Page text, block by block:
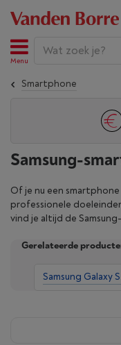
Menu
Smartphone
Samsung-
Of je nu een
professionele
vind je altijd de
premium ervaring, de
toestellen als de Galaxy
digitale ervaring naar
Gerelateerde
Samsung Galaxy